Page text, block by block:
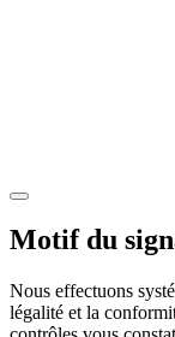
Motif du
Nous effectuons
légalité et la